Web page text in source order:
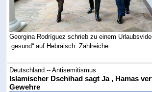
Georgina Rodríguez schrieb zu einem
„gesund“ auf Hebräisch. Zahlreiche ...
Deutschland -- Antisemitismus
Islamischer Dschihad sagt Ja , Hamas
Gewehre